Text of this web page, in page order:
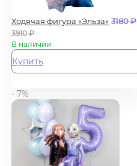
Ходячая фигура «Эльза» 3180₽
3910₽
В наличии
Купить
- 7%